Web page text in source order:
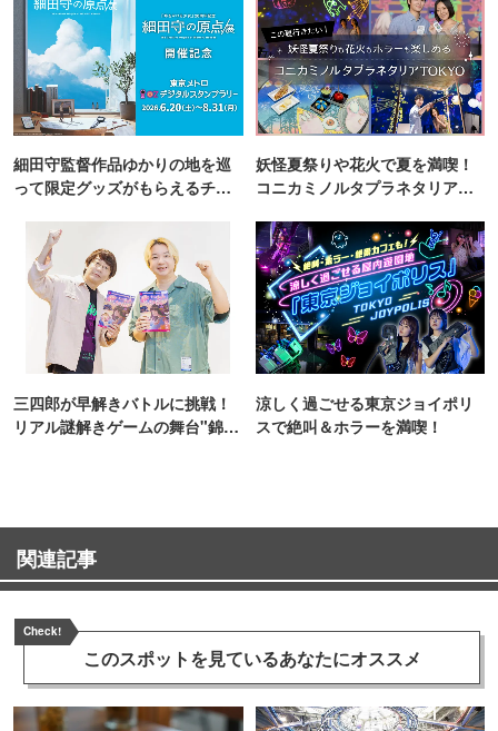
細田守監督作品ゆかりの地を巡
って限定グッズがもらえるチャ
妖怪夏祭りや花火で夏を満喫！
コニカミノルタプラネタリア
三四郎が早解きバトルに挑戦！
リアル謎解きゲームの舞台"錦糸
涼しく過ごせる東京ジョイポリ
スで絶叫＆ホラーを満喫！
関連記事
Check!
このスポットを見ているあなたにオススメ